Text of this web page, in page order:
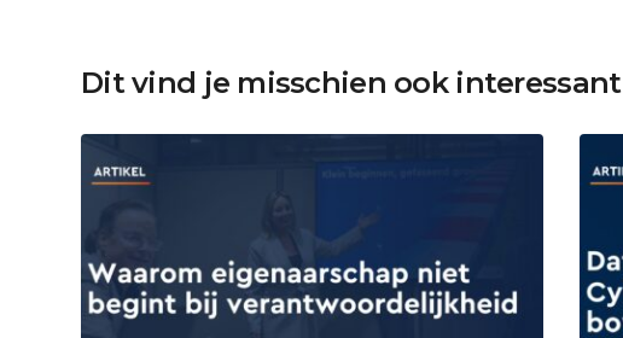
Dit vind je misschien ook interessant